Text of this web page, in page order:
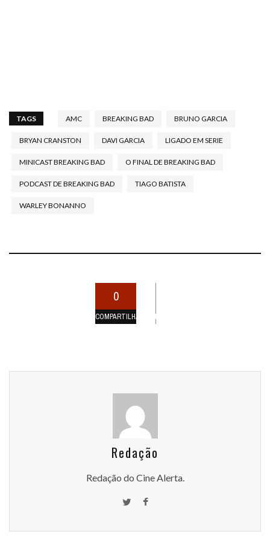
TAGS AMC BREAKING BAD BRUNO GARCIA
BRYAN CRANSTON DAVI GARCIA LIGADO EM SERIE
MINICAST BREAKING BAD O FINAL DE BREAKING BAD
PODCAST DE BREAKING BAD TIAGO BATISTA
WARLEY BONANNO
0
COMPARTILHAMENTOS
Redação
Redação do Cine Alerta.